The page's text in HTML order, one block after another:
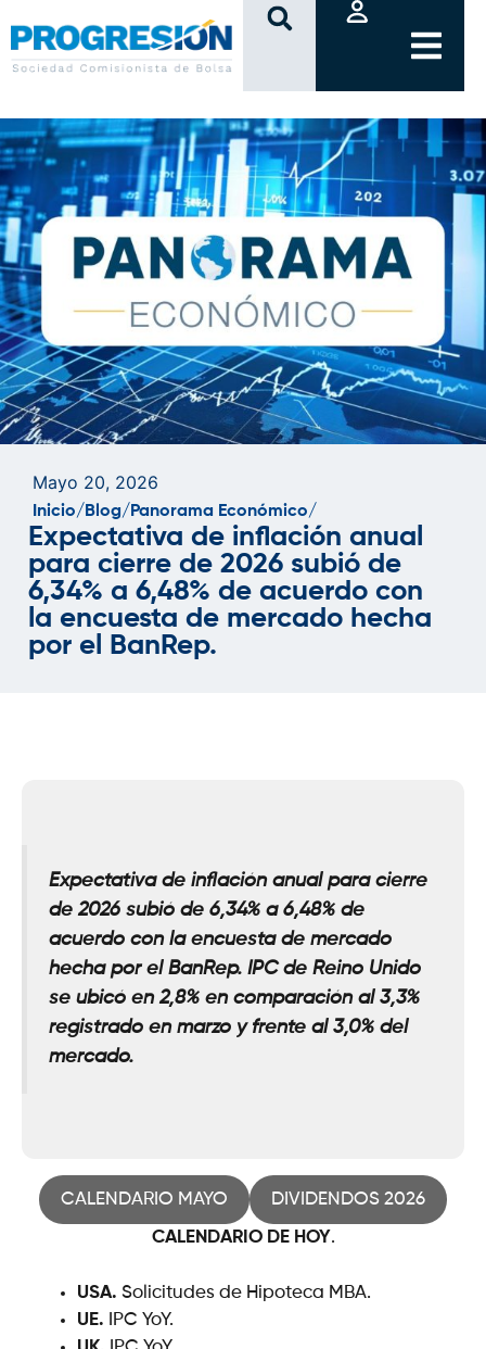
clic
Mayo 20, 2026
Inicio/ Blog/ Panorama Económico/
Expectativa de inflación anual
para cierre de 2026 subió de
6,34% a 6,48% de acuerdo con
la encuesta de mercado hecha
por el BanRep.
Expectativa de inflación anual para cierre
de 2026 subió de 6,34% a 6,48% de
acuerdo con la encuesta de mercado
hecha por el BanRep. IPC de Reino Unido
se ubicó en 2,8% en comparación al 3,3%
registrado en marzo y frente al 3,0% del
mercado.
CALENDARIO MAYO DIVIDENDOS 2026
CALENDARIO DE HOY.
USA. Solicitudes de Hipoteca MBA.
UE. IPC YoY.